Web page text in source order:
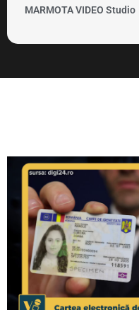
MARMOTA VIDEO Studio